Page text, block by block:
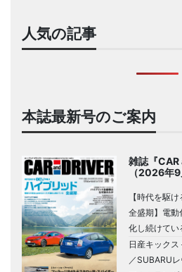
人気の記事
本誌最新号のご案内
雑誌『CAR
（2026年9
【時代を駆
全盛期】電動
化し続けてい
日産キック
／SUBARU